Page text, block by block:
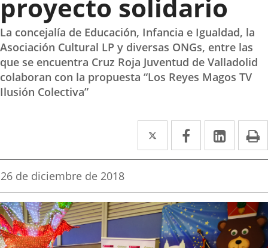
proyecto solidario
La concejalía de Educación, Infancia e Igualdad, la
Asociación Cultural LP y diversas ONGs, entre las
que se encuentra Cruz Roja Juventud de Valladolid
colaboran con la propuesta “Los Reyes Magos TV
Ilusión Colectiva”
Twitter
Enlace
a
aplicación
externa.
Facebook
Enlace
a
aplicación
externa.
Enlace
a
Fecha
la
noticia
26 de diciembre de 2018